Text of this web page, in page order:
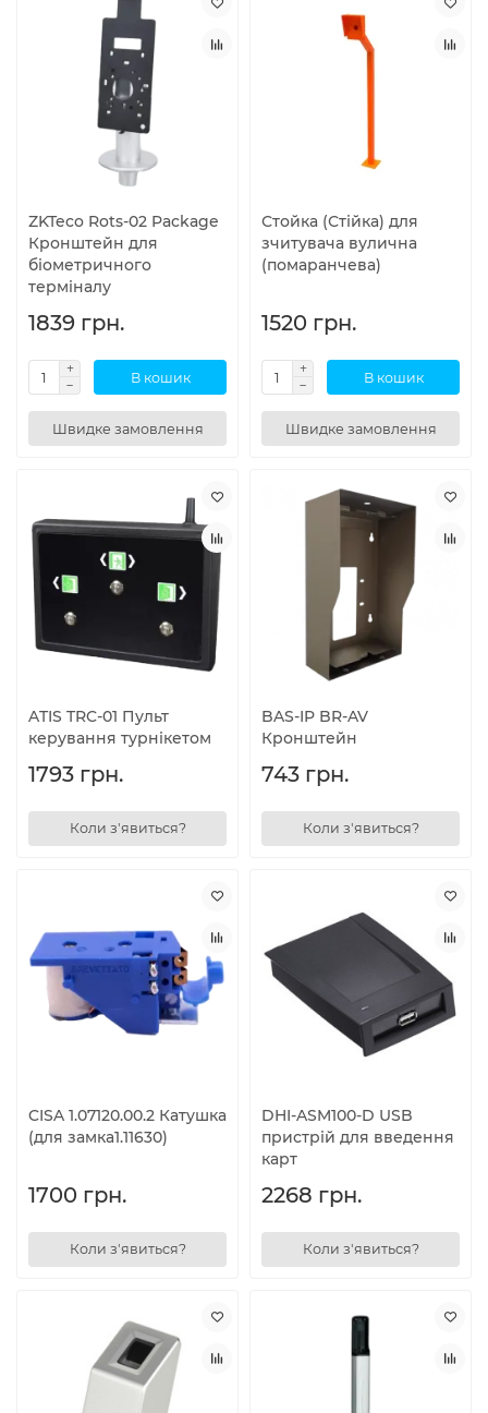
ZKTeco Rots-02 Package
Кронштейн для
біометричного
терміналу
1839 грн.
В кошик
Швидке замовлення
Стойка (Стійка) для
зчитувача вулична
(помаранчева)
1520 грн.
В кошик
Швидке замовлення
ATIS TRC-01 Пульт
керування турнікетом
1793 грн.
Коли з'явиться?
BAS-IP BR-AV
Кронштейн
743 грн.
Коли з'явиться?
CISA 1.07120.00.2 Катушка
(для замка1.11630)
1700 грн.
Коли з'явиться?
DHI-ASM100-D USB
пристрій для введення
карт
2268 грн.
Коли з'явиться?